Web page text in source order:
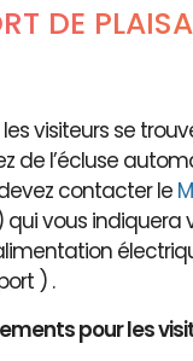
DE
visiteurs se
de l’écluse
contacter le
qui vous indiquera
) .
pour les